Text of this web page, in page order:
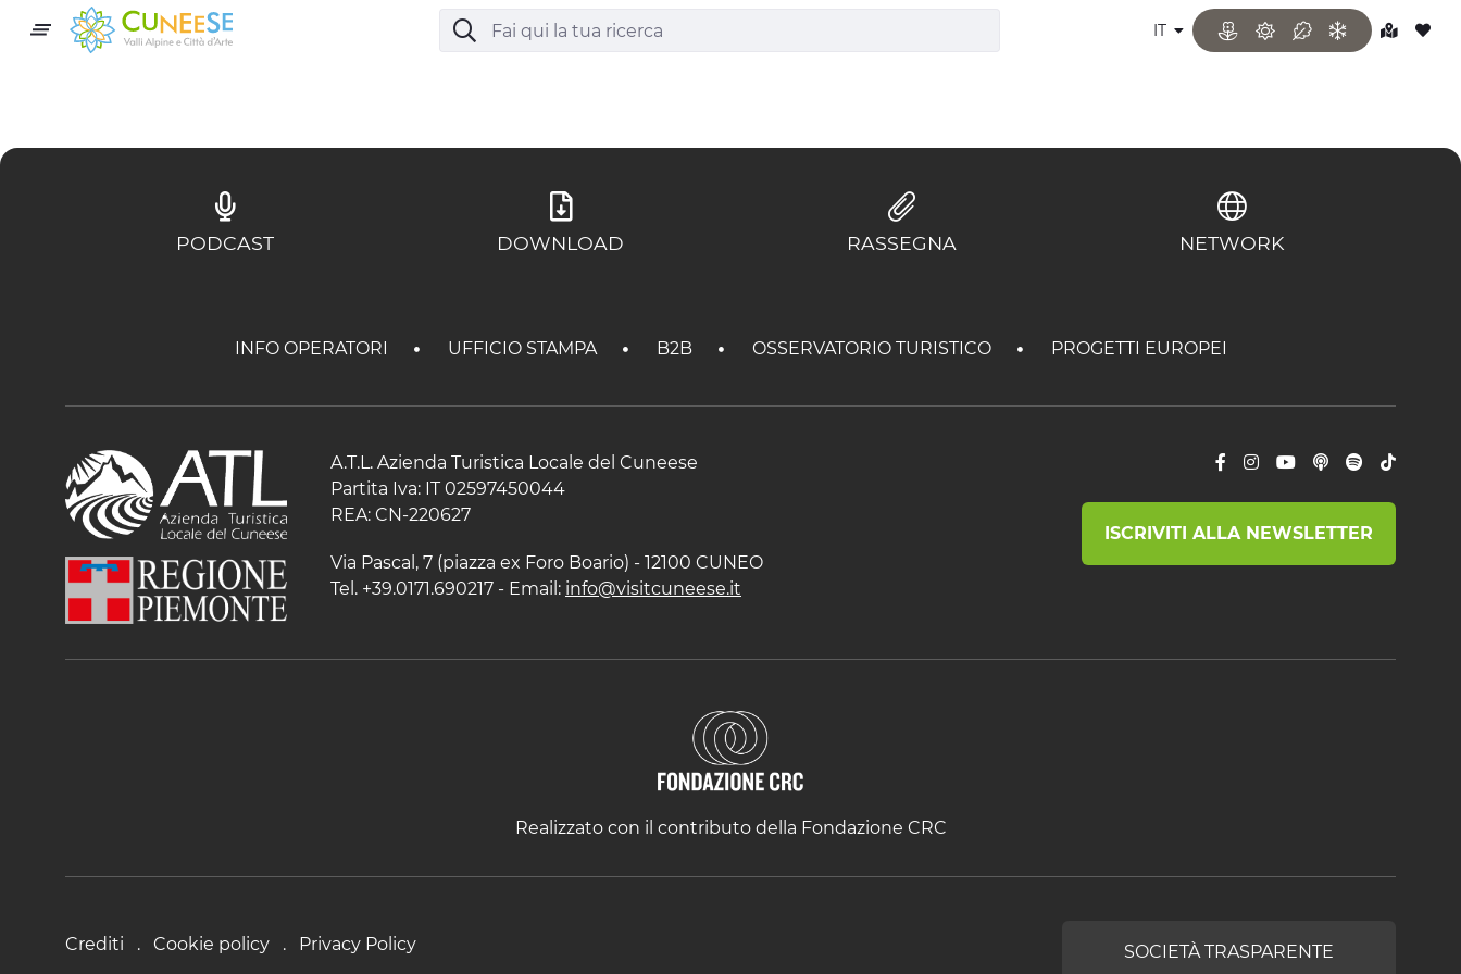
IT
PODCAST DOWNLOAD RASSEGNA NETWORK
INFO OPERATORI UFFICIO STAMPA B2B OSSERVATORIO TURISTICO PROGETTI EUROPEI
A.T.L. Azienda Turistica Locale del Cuneese
Partita Iva: IT 02597450044
REA: CN-220627
Via Pascal, 7 (piazza ex Foro Boario) - 12100 CUNEO
Tel. +39.0171.690217 - Email: info@visitcuneese.it
ISCRIVITI ALLA NEWSLETTER
Realizzato con il contributo della Fondazione CRC
Crediti Cookie policy Privacy Policy SOCIETÀ TRASPARENTE